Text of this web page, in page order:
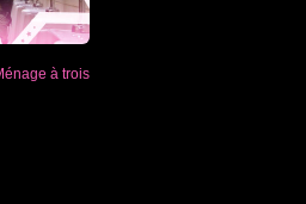
à trois